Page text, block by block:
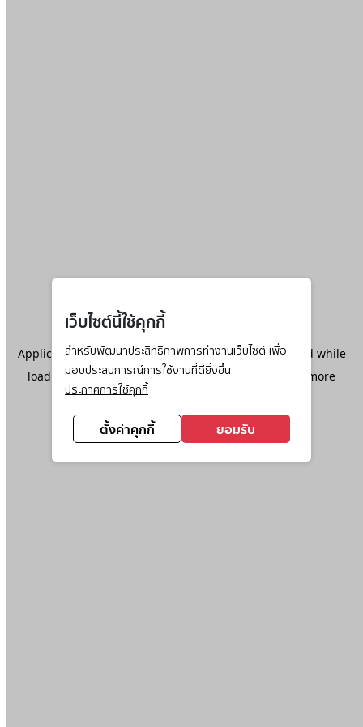
เว็บไซต์นี้ใช้คุกกี้
สำหรับพัฒนาประสิทธิภาพการทำงานเว็บไซต์ เพื่อ
มอบประสบการณ์การใช้งานที่ดียิ่งขึ้น
ประกาศการใช้คุกกี้
ตั้งค่าคุกกี้ ยอมรับ
Application error: aclient-side exception has occurred while
loadingwww.ktc.co.th(see the browser console
for more
information).